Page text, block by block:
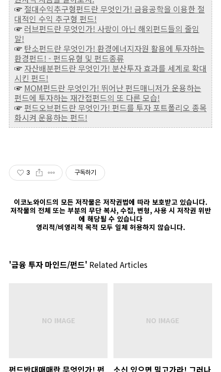
☞ 절대수익추구형펀드란 무엇인가! 금융공학을 이용한 절
대적인 수익 추구형 펀드!
☞ 러브펀드란 무엇인가! 사랑이 아닌 해외펀드들의 줄임
말!
☞ 탄소펀드란 무엇인가! 환경에너지자원 활용에 투자하는
환경펀드! - 펀드유형 및 펀드종류
☞ 자산배분펀드란 무엇인가! 분산투자 효과를 세계로 확대
시킨 펀드!
☞ MOM펀드란 무엇인가! 뛰어난 펀드매니저가 운용하는
펀드에 투자하는 재간접펀드의 또 다른 모습!
☞ 펀드오브펀드란 무엇인가! 펀드를 투자 포트폴리오 종목
화시켜 운용하는 펀드!
3 구독하기
이코노와이드의 모든 저작물은 저작권법에 따라 보호받고 있습니다.
저작물의 전체 또는 부분의 무단 복사, 수집, 변형, 사용 시 저작권 위반
에 해당될 수 있습니다
영리적/비영리적 목적 모두 일체 허용하지 않습니다.
'금융 투자 마인드/펀드' Related Articles
펀드반대매매란 무엇인가! 펀 소신 있으면 밀고가라! 그러나